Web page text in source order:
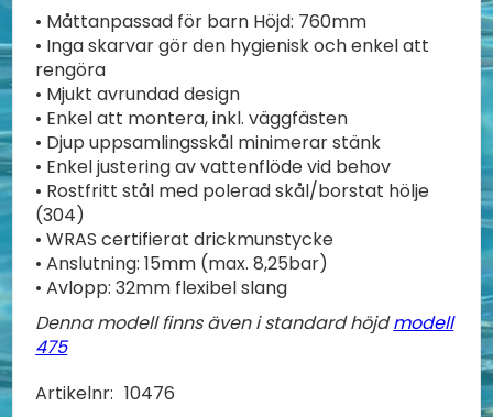
• Måttanpassad för barn Höjd: 760mm
• Inga skarvar gör den hygienisk och enkel att
rengöra
• Mjukt avrundad design
• Enkel att montera, inkl. väggfästen
• Djup uppsamlingsskål minimerar stänk
• Enkel justering av vattenflöde vid behov
• Rostfritt stål med polerad skål/borstat hölje
(304)
• WRAS certifierat drickmunstycke
• Anslutning: 15mm (max. 8,25bar)
• Avlopp: 32mm flexibel slang
Denna modell finns även i standard höjdmodell
475
Artikelnr: 10476